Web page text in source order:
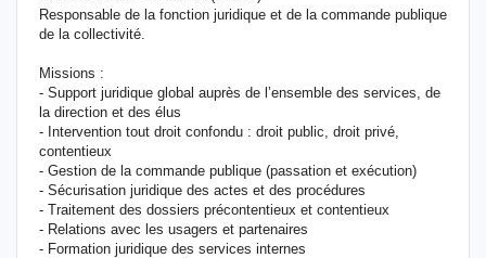
Responsable de la fonction juridique et de la commande publique
de la collectivité.
Missions :
- Support juridique global auprès de l’ensemble des services, de
la direction et des élus
- Intervention tout droit confondu : droit public, droit privé,
contentieux
- Gestion de la commande publique (passation et exécution)
- Sécurisation juridique des actes et des procédures
- Traitement des dossiers précontentieux et contentieux
- Relations avec les usagers et partenaires
- Formation juridique des services internes